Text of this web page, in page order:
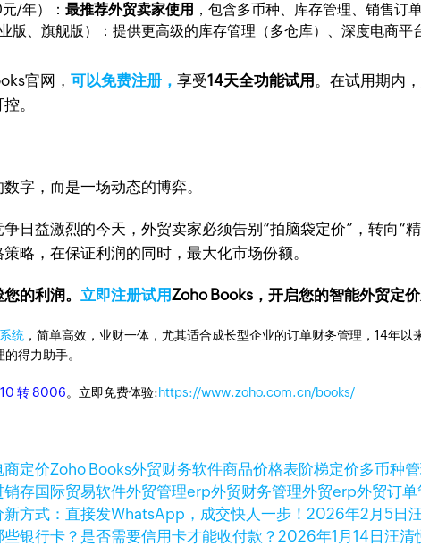
元/年）：最推荐外贸卖家使用 ，包含多币种、库存管理、销售订
版、旗舰版）：提供更高级的库存管理（多仓库）、深度电商
官网，可以免费注册，享受14天全功能试用 。在试用期内
。
字，而是一场动态的博弈。
日益激烈的今天，外贸卖家必须告别“拍脑袋定价”，转向“
略，在保证利润的同时，最大化市场份额。
您的利润。立即注册试用Zoho Books，开启您的智能外贸定价
统 ，简单高效，业财一体，尤其适合成长型企业的订单财务管理，14年
得力助手。
转 8006。立即免费体验:https://www.zoho.com.cn/books/
商定价Zoho Books外贸财务软件商品价格表阶梯定价多币种
销存国际贸易软件外贸管理erp外贸财务管理外贸erp外贸订
新方式：直接发WhatsApp，成交快人一步！2026年2月5日
些银行卡？是否需要信用卡才能收付款？2026年1月14日汪清